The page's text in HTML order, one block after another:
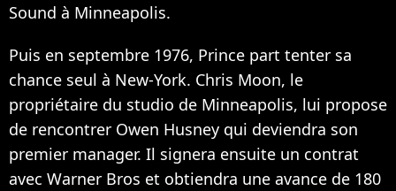
Sound à Minneapolis.
Puis en septembre 1976, Prince part tenter sa
chance seul à New-York. Chris Moon, le
propriétaire du studio de Minneapolis, lui propose
de rencontrer Owen Husney qui deviendra son
premier manager. Il signera ensuite un contrat
avec Warner Bros et obtiendra une avance de 180